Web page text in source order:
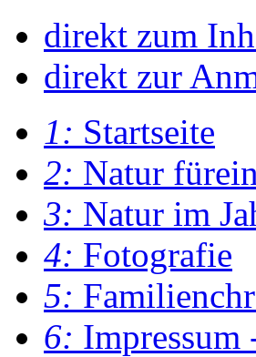
direkt zum
direkt zur
1: Startseite
2: Natur
3: Natur im
4: Fotografie
5:
6: Impressum